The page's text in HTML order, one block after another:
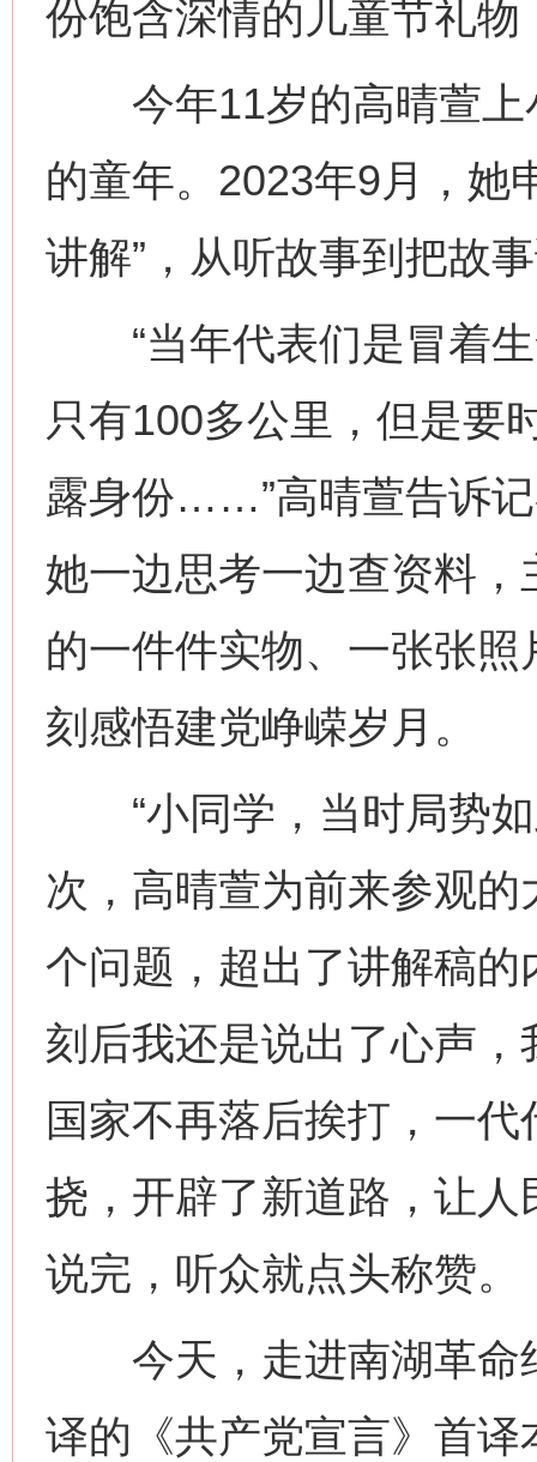
份饱含深情的儿童节礼
今年11岁的高晴萱上
的童年。2023年9月，她
讲解”，从听故事到把故
“当年代表们是冒着生
只有100多公里，但是要
露身份……”高晴萱告诉
她一边思考一边查资料
的一件件实物、一张张
刻感悟建党峥嵘岁月。
“小同学，当时局势如
次，高晴萱为前来参观
个问题，超出了讲解稿的
刻后我还是说出了心声
国家不再落后挨打，一
挠，开辟了新道路，让人
说完，听众就点头称赞。
今天，走进南湖革命
译的《共产党宣言》首